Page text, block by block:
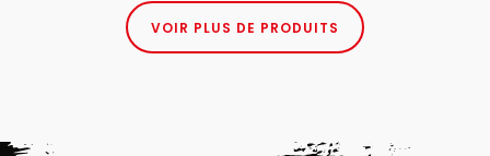
VOIR PLUS DE PRODUITS